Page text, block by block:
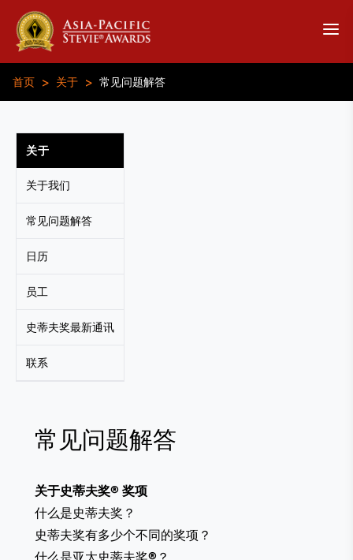
首页 > 关于 > 常见问题解答
关于
关于我们
常见问题解答
日历
员工
史蒂夫奖最新通讯
联系
常见问题解答
关于史蒂夫奖® 奖项
什么是史蒂夫奖？
史蒂夫奖有多少个不同的奖项？
什么是亚太史蒂夫奖®？